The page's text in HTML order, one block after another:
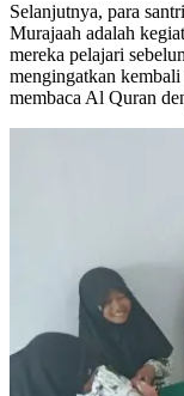
Selanjutnya, para
Murajaah adalah
mereka pelajari
mengingatkan
membaca Al Quran